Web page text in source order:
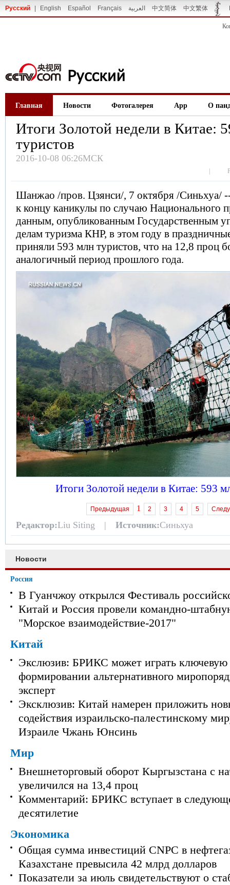
Русский English Español Français العربية 中文简体 中文繁体
Главная Новости Фотогалерея App О
Итоги Золотой недели в Китае:
туристов
2016-10-08 06:26МСК
Шанжао /пров. Цзянси/, 7 октября /Синьхуа/
к концу каникулы по случаю Национального
данным, опубликованным Государственным
делам туризма КНР, в этом году в
приняли 593 млн туристов, что на 12,8 проц
аналогичный период прошлого года.
Итоги Золотой недели в Китае: 593
Предыдущая 1 2 3 4 5
Редактор:Liu Siting | Источник:Синьхуа
Новости
Россия
В Гуанчжоу открылся Фестиваль
Китай и Россия провели командно-
"Морское взаимодействие-2017"
Китай
Экслюзив: БРИКС может играть ключевую
формировании альтернативного
эксперт
Эксклюзив: Китай намерен приложить
содействия израильско-палестинскому
Израиле Чжань Юнсинь
Мир
Внешнеторговый оборот Кыргызстана с
увеличился на 13,4 проц
Комментарий: БРИКС вступает в
десятилетие
Экономика
Общая сумма инвестиций CNPC в
Казахстане превысила 42 млрд долларов
Показатели за июль свидетельствуют о